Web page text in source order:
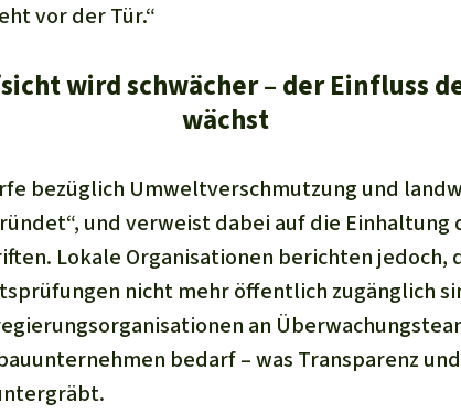
vor der Tür.“
wird schwächer – der Einfluss
wächst
bezüglich Umweltverschmutzung und
und verweist dabei auf die
Lokale Organisationen berichten jedoch,
nicht mehr öffentlich zugänglich
an
bedarf – was Transparenz und